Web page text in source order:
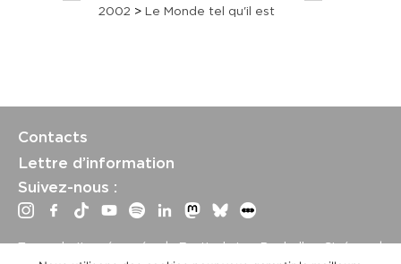
2002 > Le Monde tel qu'il est
Contacts
Lettre d’information
Suivez-nous :
Tous droits réservés | Festival La Rochelle Cinéma |